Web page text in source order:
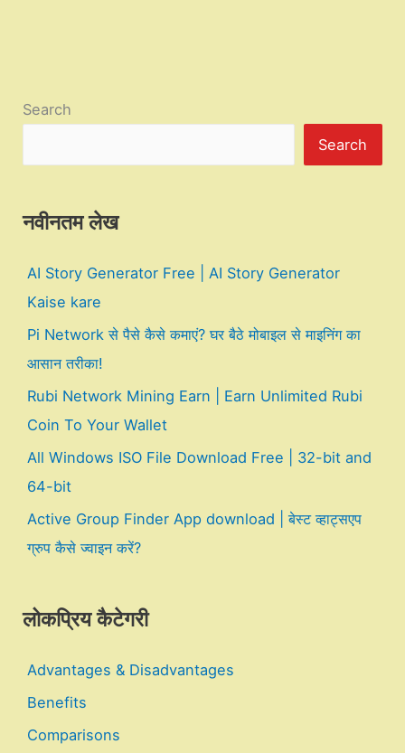
Search
Search
नवीनतम लेख
AI Story Generator Free | AI Story Generator
Kaise kare
Pi Network से पैसे कैसे कमाएं? घर बैठे मोबाइल से माइनिंग का
आसान तरीका!
Rubi Network Mining Earn | Earn Unlimited Rubi
Coin To Your Wallet
All Windows ISO File Download Free | 32-bit and
64-bit
Active Group Finder App download | बेस्ट व्हाट्सएप
ग्रुप कैसे ज्वाइन करें?
लोकप्रिय कैटेगरी
Advantages & Disadvantages
Benefits
Comparisons